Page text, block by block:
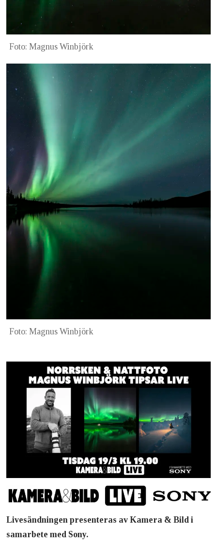
Foto: Magnus Winbjörk
Foto: Magnus Winbjörk
Livesändningen presenteras av Kamera & Bild i
samarbete med Sony.